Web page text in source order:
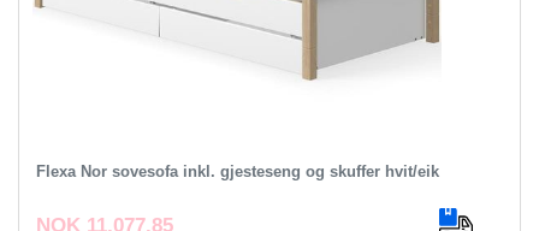
Flexa Nor sovesofa inkl. gjesteseng og skuffer hvit/eik
NOK 11,077.85